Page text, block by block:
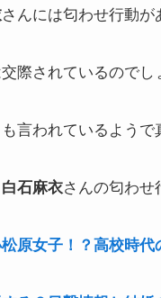
さんには匂わせ行動が
際されているのでし
言われているよう
白石麻衣さんの匂わせ
女子！？高校時代